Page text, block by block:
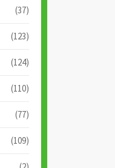
(37)
(123)
(124)
(110)
(77)
(109)